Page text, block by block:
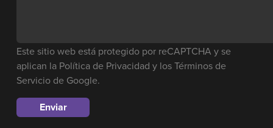
Este sitio web está protegido por reCAPTCHA y se
aplican la Política de Privacidad y losTérminos de
Servicio de Google.